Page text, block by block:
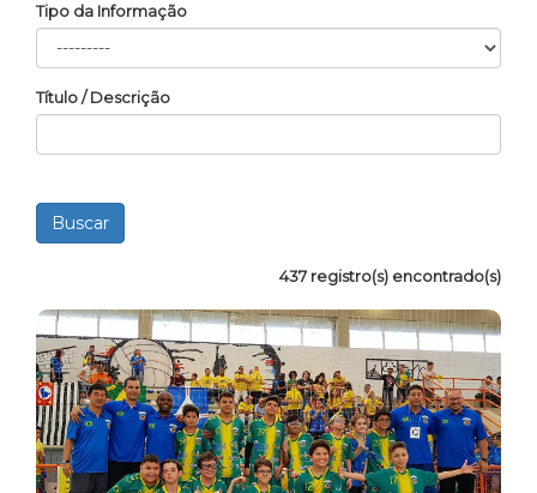
Tipo da Informação
Título / Descrição
437 registro(s) encontrado(s)